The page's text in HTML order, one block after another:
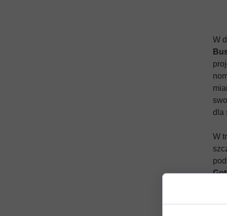
W
dla
W
W